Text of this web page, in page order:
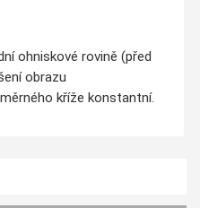
ohniskové rovině (před
obrazu
kříže konstantní.